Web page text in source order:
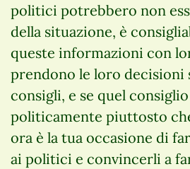
politici potrebbero non
della situazione, è
queste informazioni con
prendono le loro decisioni
consigli, e se quel
politicamente piuttosto
ora è la tua occasione di
ai politici e convincerli a